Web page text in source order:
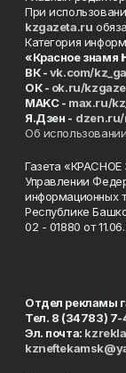
При
kzgazeta.ru
Категория
«Красное знамя
ВК -vk.com/
ОК - ok.ru/
MAKC - max.ru/
Я.Дзен -
Об
Газета
Управлении
информационных
Республике
02 - 01880 от
Отдел рекламы
Тел. 8 (34783)
Эл. почта: